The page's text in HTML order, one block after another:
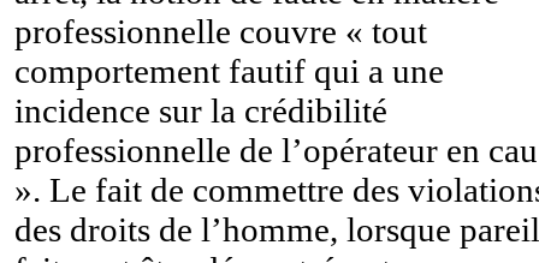
professionnelle couvre « tout
comportement fautif qui a une
incidence sur la crédibilité
professionnelle de l’opérateur en
». Le fait de commettre des
des droits de l’homme, lorsque pareil